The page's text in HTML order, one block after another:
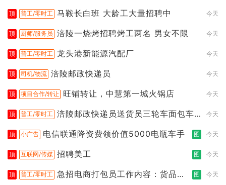
顶 普工/零时工 马鞍长白班 大龄工大量招聘中 今天
顶 厨师/服务员 涪陵一烧烤招聘烤工两名 男女不限 今天
顶 普工/零时工 龙头港新能源汽配厂 今天
顶 司机/物流 涪陵邮政快递员 今天
顶 项目合作/转让 旺铺转让，中慧第一城火锅店 今天
顶 普工/零时工 涪陵邮政快递员送货员三轮车面包车
今天
顶 小广告 电信联通降资费领价值5000电瓶车手 图 今天
顶 互联网/传媒 招聘美工 图 今天
顶 普工/零时工 急招电商打包员工作内容：货品分
图 今天